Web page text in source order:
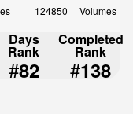
124850
Volumes
Days
Rank
#82
Completed
Rank
#138